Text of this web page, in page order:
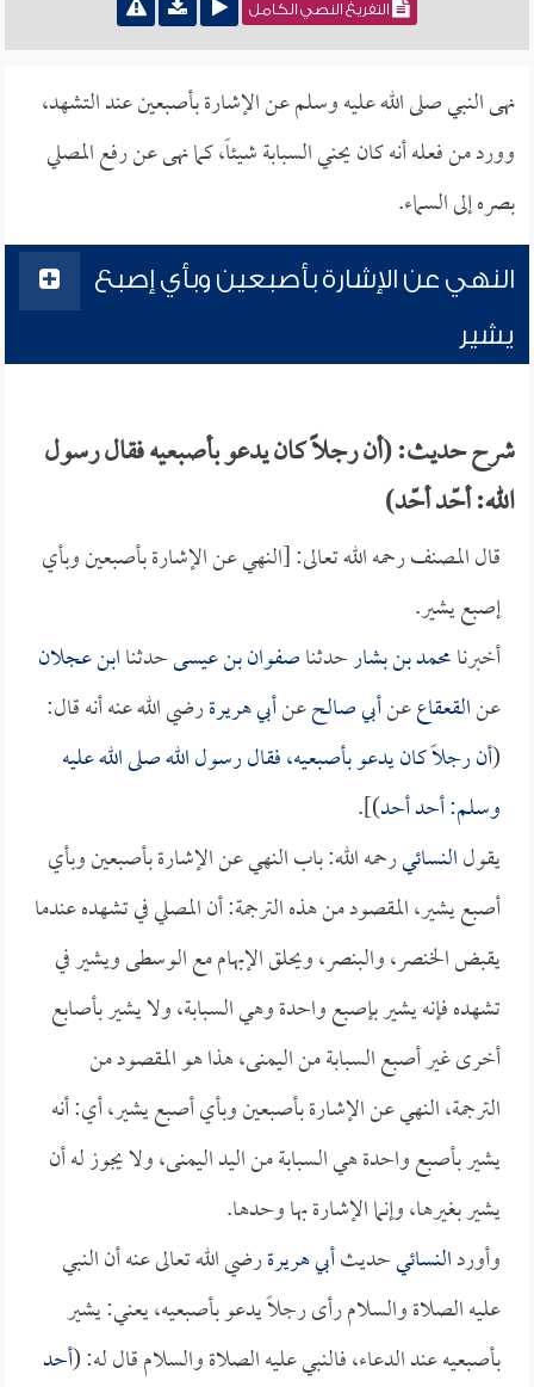
التفريغ النصي الكامل
نهى النبي صلى الله عليه وسلم عن الإشارة بأصبعين عند التشهد،
وورد من فعله أنه كان يحني السبابة شيئاً، كما نهى عن رفع المصلي
بصره إلى السماء.
النهي عن الإشارة بأصبعين وبأي إصبع
يشير
شرح حديث: (أن رجلاً كان يدعو بأصبعيه فقال رسول
الله: أحّد أحّد)
قال المصنف رحمه الله تعالى: [النهي عن الإشارة بأصبعين وبأي
إصبع يشير.
أخبرنامحمد بن بشارحدثناصفوان بن عيسىحدثناابن عجلان
عنالقعقاععنأبي صالحعنأبي هريرةرضي الله عنه أنه قال:
(أن رجلاً كان يدعو بأصبعيه، فقال رسول الله صلى الله عليه
وسلم: أحد أحد)].
يقولالنسائيرحمه الله: باب النهي عن الإشارة بأصبعين وبأي
أصبع يشير، المقصود من هذه الترجمة: أن المصلي في تشهده عندما
يقبض الخنصر، والبنصر، ويحلق الإبهام مع الوسطى ويشير في
تشهده فإنه يشير بإصبع واحدة وهي السبابة، ولا يشير بأصابع
أخرى غير أصبع السبابة من اليمنى، هذا هو المقصود من
الترجمة، النهي عن الإشارة بأصبعين وبأي أصبع يشير، أي: أنه
يشير بأصبع واحدة هي السبابة من اليد اليمنى، ولا يجوز له أن
يشير بغيرها، وإنما الإشارة بها وحدها.
وأوردالنسائيحديثأبي هريرةرضي الله تعالى عنه أن النبي
عليه الصلاة والسلام رأى رجلاً يدعو بأصبعيه، يعني: يشير
بأصبعيه عند الدعاء، فالنبي عليه الصلاة والسلام قال له: (أحد